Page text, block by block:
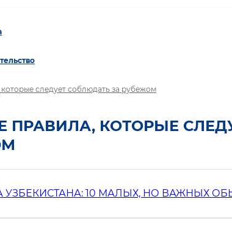
следует соблюдать за рубежом
ПРАВИЛА, КОТОРЫЕ
УЗБЕКИСТАНА: 10 МАЛЫХ, НО ВАЖНЫХ